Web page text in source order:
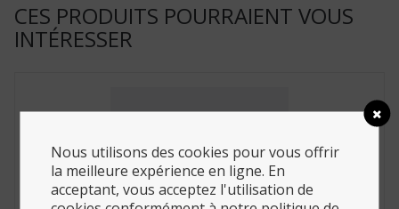
CES PRODUITS POURRAIENT VOUS
INTÉRESSER
Nous utilisons des cookies pour vous offrir
la meilleure expérience en ligne. En
acceptant, vous acceptez l'utilisation de